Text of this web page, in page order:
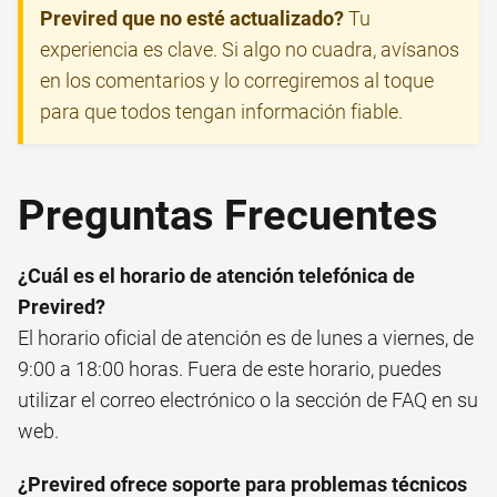
Previred que no esté actualizado?Tu
experiencia es clave. Si algo no cuadra, avísanos
en los comentarios y lo corregiremos al toque
para que todos tengan información fiable.
Preguntas Frecuentes
¿Cuál es el horario de atención telefónica de
Previred?
El horario oficial de atención es de lunes a viernes, de
9:00 a 18:00 horas. Fuera de este horario, puedes
utilizar el correo electrónico o la sección de FAQ en su
web.
¿Previred ofrece soporte para problemas técnicos